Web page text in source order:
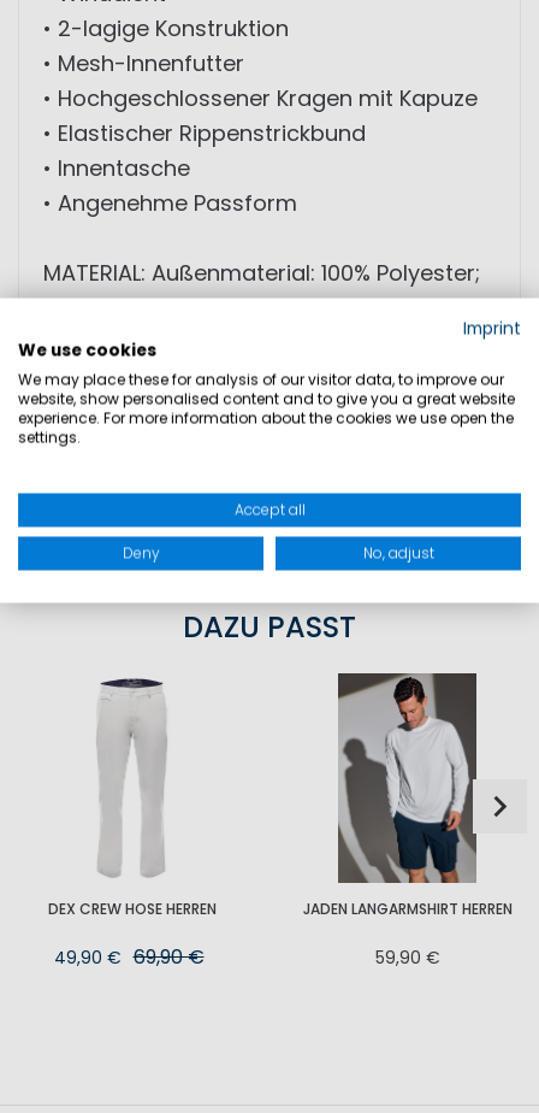
• 2-lagige Konstruktion
• Mesh-Innenfutter
• Hochgeschlossener Kragen mit Kapuze
• Elastischer Rippenstrickbund
• Innentasche
• Angenehme Passform
MATERIAL: Außenmaterial: 100% Polyester;
Beschichtung: 100% Polyurethan; Futter:
100% Polyester
GRÖSSEN
PRODUKTSICHERHEIT
DAZU PASST
DEX CREW HOSE HERREN
49,90 € 69,90 €
JADEN LANGARMSHIRT HERREN
59,90 €
Imprint
We use cookies
We may place these for analysis of our visitor data, to improve our
website, show personalised content and to give you a great website
experience. For more information about the cookies we use open the
settings.
Accept all
Deny No, adjust